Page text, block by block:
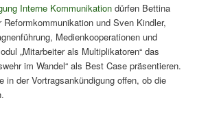
Interne Kommunikation dürfen Bettina
Reformkommunikation undSven Kindler,
Medienkooperationen und
„Mitarbeiter als Multiplikatoren“das
im Wandel“ als Best Case präsentieren.
in der Vortragsankündigung offen, ob die